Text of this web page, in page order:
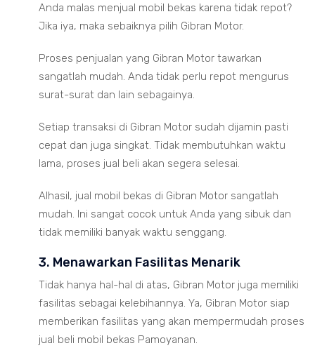
Anda malas menjual mobil bekas karena tidak repot?
Jika iya, maka sebaiknya pilih Gibran Motor.
Proses penjualan yang Gibran Motor tawarkan
sangatlah mudah. Anda tidak perlu repot mengurus
surat-surat dan lain sebagainya.
Setiap transaksi di Gibran Motor sudah dijamin pasti
cepat dan juga singkat. Tidak membutuhkan waktu
lama, proses jual beli akan segera selesai.
Alhasil, jual mobil bekas di Gibran Motor sangatlah
mudah. Ini sangat cocok untuk Anda yang sibuk dan
tidak memiliki banyak waktu senggang.
3. Menawarkan Fasilitas Menarik
Tidak hanya hal-hal di atas, Gibran Motor juga memiliki
fasilitas sebagai kelebihannya. Ya, Gibran Motor siap
memberikan fasilitas yang akan mempermudah proses
jual beli mobil bekas Pamoyanan.